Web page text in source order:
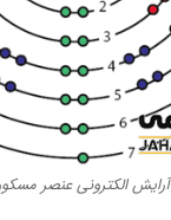
آرایش الکترونی عنصر